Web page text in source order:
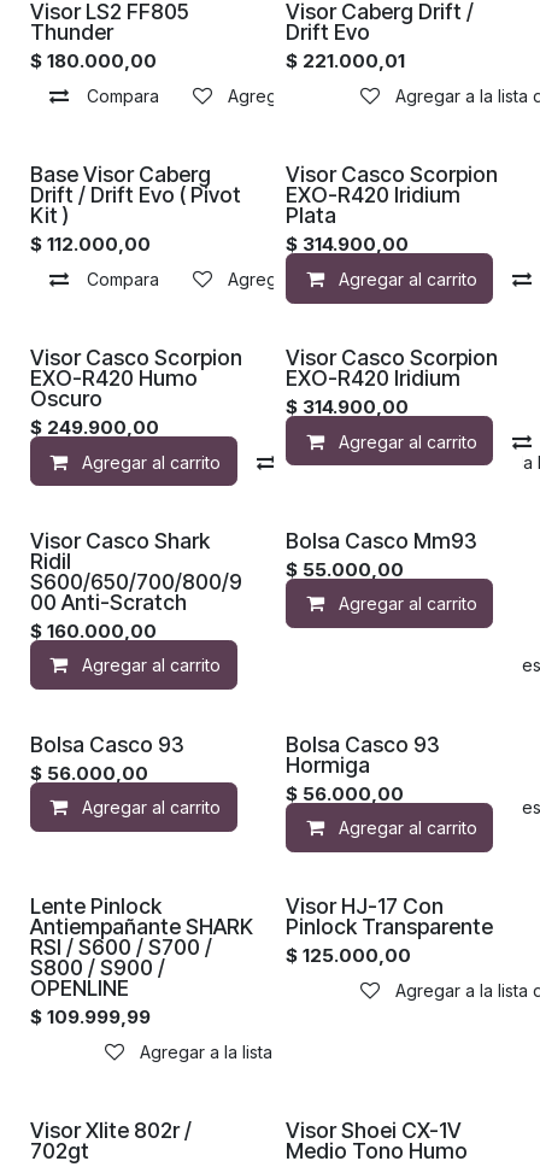
Visor LS2 FF805
Thunder
$ 180.000,00
Compara Agregar a la lista de deseos
Visor Caberg Drift /
Drift Evo
$ 221.000,01
Agregar a la lista
Base Visor Caberg
Drift / Drift Evo ( Pivot
Kit )
$ 112.000,00
Compara Agregar a la lista de deseos
Visor Casco Scorpion
EXO-R420 Iridium
Plata
$ 314.900,00
Agregar al carrito
Visor Casco Scorpion
EXO-R420 Humo
Oscuro
$ 249.900,00
Agregar al carrito Compara Agregar a la
Visor Casco Scorpion
EXO-R420 Iridium
$ 314.900,00
Agregar al carrito
Visor Casco Shark
Ridil
S600/650/700/800/9
00 Anti-Scratch
$ 160.000,00
Agregar al carrito Agregar a la lista de
Bolsa Casco Mm93
$ 55.000,00
Agregar al carrito
Bolsa Casco 93
$ 56.000,00
Agregar al carrito Agregar a la lista de
Bolsa Casco 93
Hormiga
$ 56.000,00
Agregar al carrito
Lente Pinlock
Antiempañante SHARK
RSI / S600 / S700 /
S800 / S900 /
OPENLINE
$ 109.999,99
Agregar a la lista de deseos
Visor HJ-17 Con
Pinlock Transparente
$125.000,00
Agregar a la lista
Visor Xlite 802r /
702gt
Visor Shoei CX-1V
Medio Tono Humo